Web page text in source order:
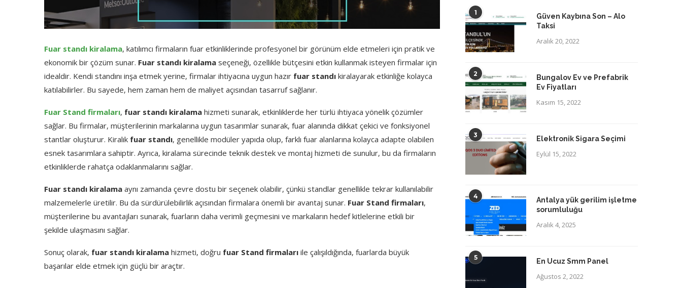
Fuar standı kiralama, katılımcı firmaların fuar etkinliklerinde profesyonel bir görünüm elde etmeleri için pratik ve
ekonomik bir çözüm sunar. Fuar standı kiralama seçeneği, özellikle bütçesini etkin kullanmak isteyen firmalar için
idealdir. Kendi standını inşa etmek yerine, firmalar ihtiyacına uygun hazır fuar standı kiralayarak etkinliğe kolayca
katılabilirler. Bu sayede, hem zaman hem de maliyet açısından tasarruf sağlanır.
Fuar Stand firmaları, fuar standı kiralama hizmeti sunarak, etkinliklerde her türlü ihtiyaca yönelik çözümler
sağlar. Bu firmalar, müşterilerinin markalarına uygun tasarımlar sunarak, fuar alanında dikkat çekici ve fonksiyonel
stantlar oluşturur. Kiralık fuar standı, genellikle modüler yapıda olup, farklı fuar alanlarına kolayca adapte olabilen
esnek tasarımlara sahiptir. Ayrıca, kiralama sürecinde teknik destek ve montaj hizmeti de sunulur, bu da firmaların
etkinliklerde rahatça odaklanmalarını sağlar.
Fuar standı kiralama aynı zamanda çevre dostu bir seçenek olabilir, çünkü standlar genellikle tekrar kullanılabilir
malzemelerle üretilir. Bu da sürdürülebilirlik açısından firmalara önemli bir avantaj sunar. Fuar Stand firmaları,
müşterilerine bu avantajları sunarak, fuarların daha verimli geçmesini ve markaların hedef kitlelerine etkili bir
şekilde ulaşmasını sağlar.
Sonuç olarak, fuar standı kiralama hizmeti, doğru fuar Stand firmaları ile çalışıldığında, fuarlarda büyük
başarılar elde etmek için güçlü bir araçtır.
1
Güven Kaybına Son – Alo
Taksi
Aralık 20, 2022
2
Bungalov Ev ve Prefabrik
Ev Fiyatları
Kasım 15, 2022
3 Elektronik Sigara Seçimi
Eylül 15, 2022
4
Antalya yük gerilim işletme
sorumluluğu
Aralık 4, 2025
5 En Ucuz Smm Panel
Ağustos 2, 2022